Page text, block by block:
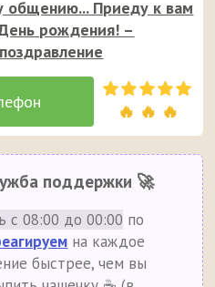
общению... Приеду к вам
рождения! –
🔥 🔥 🔥
поддержки 🚀
с 08:00 до 00:00 по
на каждое
быстрее, чем вы